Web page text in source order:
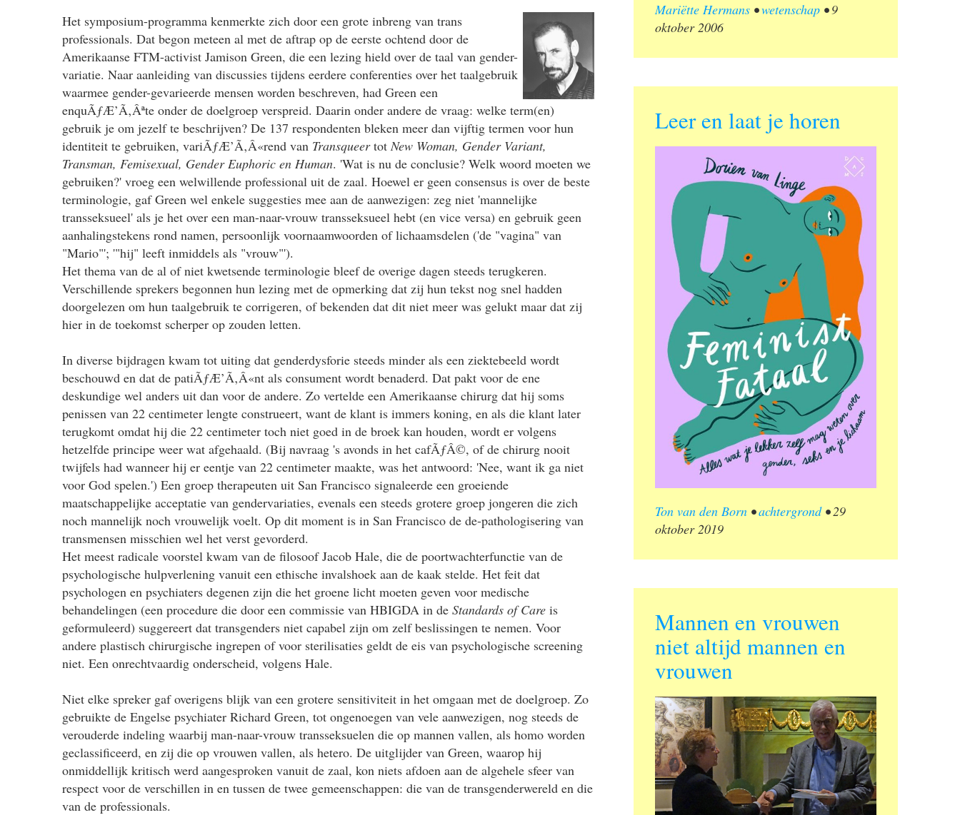
Het symposium-programma kenmerkte zich door een grote inbreng van trans
professionals. Dat begon meteen al met de aftrap op de eerste ochtend door de
Amerikaanse FTM-activist Jamison Green, die een lezing hield over de taal van gender-
variatie. Naar aanleiding van discussies tijdens eerdere conferenties over het taalgebruik
waarmee gender-gevarieerde mensen worden beschreven, had Green een
enquÃƒÆ’Ã‚Âªte onder de doelgroep verspreid. Daarin onder andere de vraag: welke term(en)
gebruik je om jezelf te beschrijven? De 137 respondenten bleken meer dan vijftig termen voor hun
identiteit te gebruiken, variÃƒÆ’Ã‚Â«rend van TransqueertotNew Woman, Gender Variant,
Transman, Femisexual, Gender Euphoric en Human. 'Wat is nu de conclusie? Welk woord moeten we
gebruiken?' vroeg een welwillende professional uit de zaal. Hoewel er geen consensus is over de beste
terminologie, gaf Green wel enkele suggesties mee aan de aanwezigen: zeg niet 'mannelijke
transseksueel' als je het over een man-naar-vrouw transseksueel hebt (en vice versa) en gebruik geen
aanhalingstekens rond namen, persoonlijk voornaamwoorden of lichaamsdelen ('de "vagina" van
"Mario"'; '"hij" leeft inmiddels als "vrouw"').
Het thema van de al of niet kwetsende terminologie bleef de overige dagen steeds terugkeren.
Verschillende sprekers begonnen hun lezing met de opmerking dat zij hun tekst nog snel hadden
doorgelezen om hun taalgebruik te corrigeren, of bekenden dat dit niet meer was gelukt maar dat zij
hier in de toekomst scherper op zouden letten.
In diverse bijdragen kwam tot uiting dat genderdysforie steeds minder als een ziektebeeld wordt
beschouwd en dat de patiÃƒÆ’Ã‚Â«nt als consument wordt benaderd. Dat pakt voor de ene
deskundige wel anders uit dan voor de andere. Zo vertelde een Amerikaanse chirurg dat hij soms
penissen van 22 centimeter lengte construeert, want de klant is immers koning, en als die klant later
terugkomt omdat hij die 22 centimeter toch niet goed in de broek kan houden, wordt er volgens
hetzelfde principe weer wat afgehaald. (Bij navraag 's avonds in het cafÃƒÂ©, of de chirurg nooit
twijfels had wanneer hij er eentje van 22 centimeter maakte, was het antwoord: 'Nee, want ik ga niet
voor God spelen.') Een groep therapeuten uit San Francisco signaleerde een groeiende
maatschappelijke acceptatie van gendervariaties, evenals een steeds grotere groep jongeren die zich
noch mannelijk noch vrouwelijk voelt. Op dit moment is in San Francisco de de-pathologisering van
transmensen misschien wel het verst gevorderd.
Het meest radicale voorstel kwam van de filosoof Jacob Hale, die de poortwachterfunctie van de
psychologische hulpverlening vanuit een ethische invalshoek aan de kaak stelde. Het feit dat
psychologen en psychiaters degenen zijn die het groene licht moeten geven voor medische
behandelingen (een procedure die door een commissie van HBIGDA in de Standards of Care is
geformuleerd) suggereert dat transgenders niet capabel zijn om zelf beslissingen te nemen. Voor
andere plastisch chirurgische ingrepen of voor sterilisaties geldt de eis van psychologische screening
niet. Een onrechtvaardig onderscheid, volgens Hale.
Niet elke spreker gaf overigens blijk van een grotere sensitiviteit in het omgaan met de doelgroep. Zo
gebruikte de Engelse psychiater Richard Green, tot ongenoegen van vele aanwezigen, nog steeds de
verouderde indeling waarbij man-naar-vrouw transseksuelen die op mannen vallen, als homo worden
geclassificeerd, en zij die op vrouwen vallen, als hetero. De uitglijder van Green, waarop hij
onmiddellijk kritisch werd aangesproken vanuit de zaal, kon niets afdoen aan de algehele sfeer van
respect voor de verschillen in en tussen de twee gemeenschappen: die van de transgenderwereld en die
van de professionals.
Mariëtte Hermans •wetenschap •9
oktober 2006
Leer en laat je horen
Ton van den Born •achtergrond•29
oktober 2019
Mannen en vrouwen
niet altijd mannen en
vrouwen